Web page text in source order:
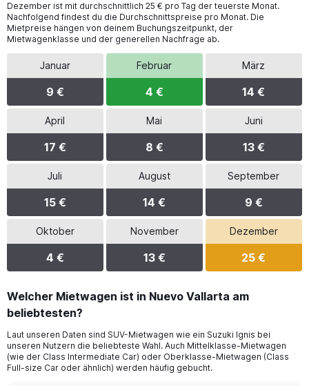
Dezember ist mit durchschnittlich 25 € pro Tag der teuerste Monat.
Nachfolgend findest du die Durchschnittspreise pro Monat. Die
Mietpreise hängen von deinem Buchungszeitpunkt, der
Mietwagenklasse und der generellen Nachfrage ab.
Januar
9 €
Februar
4 €
März
14 €
April
17 €
Mai
8 €
Juni
13 €
Juli
15 €
August
14 €
September
9 €
Oktober
4 €
November
13 €
Dezember
25 €
Welcher Mietwagen ist in Nuevo Vallarta am
beliebtesten?
Laut unseren Daten sind SUV-Mietwagen wie ein Suzuki Ignis bei
unseren Nutzern die beliebteste Wahl. Auch Mittelklasse-Mietwagen
(wie der Class Intermediate Car) oder Oberklasse-Mietwagen (Class
Full-size Car oder ähnlich) werden häufig gebucht.